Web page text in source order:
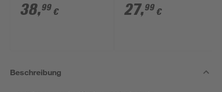
38,99 €
2er-Pack
27,99 €
Beschreibung